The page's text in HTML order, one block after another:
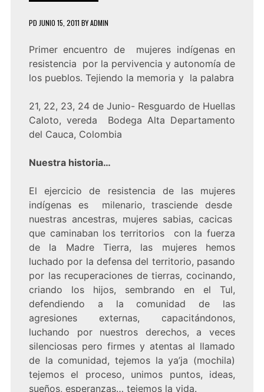
PD JUNIO 15, 2011 BYADMIN
Primer encuentro de mujeres indígenas en
resistencia por la pervivencia y autonomía de
los pueblos. Tejiendo la memoria y la palabra
21, 22, 23, 24 de Junio- Resguardo de Huellas
Caloto, vereda Bodega Alta Departamento
del Cauca, Colombia
Nuestra historia…
El ejercicio de resistencia de las mujeres
indígenas es milenario, trasciende desde
nuestras ancestras, mujeres sabias, cacicas
que caminaban los territorios con la fuerza
de la Madre Tierra, las mujeres hemos
luchado por la defensa del territorio, pasando
por las recuperaciones de tierras, cocinando,
criando los hijos, sembrando en el Tul,
defendiendo a la comunidad de las
agresiones externas, capacitándonos,
luchando por nuestros derechos, a veces
silenciosas pero firmes y atentas al llamado
de la comunidad, tejemos la ya’ja (mochila)
tejemos el proceso, unimos puntos, ideas,
sueños, esperanzas… tejemos la vida.